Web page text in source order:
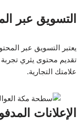
التسويق عبر
يعتبر التسويق عبر
تقديم محتوى يثري
علامتك التجارية.
الإعلانات